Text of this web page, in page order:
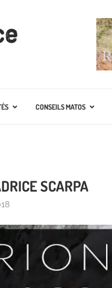
CONSEILS MATOS
SCARPA